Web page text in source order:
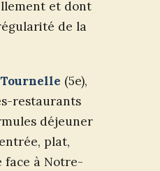
et dont
de la
(5e),
restaurants
déjeuner
plat,
face à Notre-